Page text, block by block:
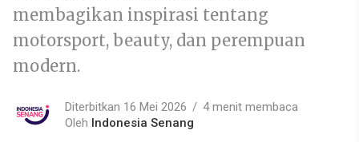
membagikan inspirasi tentang
motorsport, beauty, dan perempuan
modern.
Diterbitkan 16 Mei 2026
4 menit membaca
Oleh Indonesia Senang